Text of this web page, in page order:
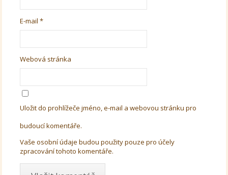
E-mail*
Webová stránka
Uložit do prohlížeče jméno, e-mail a webovou stránku pro
budoucí komentáře.
Vaše osobní údaje budou použity pouze pro účely
zpracování tohoto komentáře.